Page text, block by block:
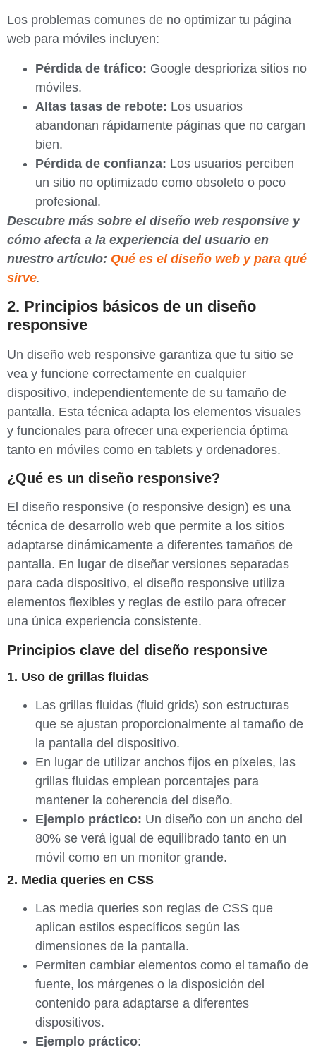
Los problemas comunes de no optimizar tu página
web para móviles incluyen:
Pérdida de tráfico: Google desprioriza sitios no
móviles.
Altas tasas de rebote: Los usuarios
abandonan rápidamente páginas que no cargan
bien.
Pérdida de confianza: Los usuarios perciben
un sitio no optimizado como obsoleto o poco
profesional.
Descubre más sobre el diseño web responsive y
cómo afecta a la experiencia del usuario en
nuestro artículo: Qué es el diseño web y para qué
sirve.
2. Principios básicos de un diseño
responsive
Un diseño web responsive garantiza que tu sitio se
vea y funcione correctamente en cualquier
dispositivo, independientemente de su tamaño de
pantalla. Esta técnica adapta los elementos visuales
y funcionales para ofrecer una experiencia óptima
tanto en móviles como en tablets y ordenadores.
¿Qué es un diseño responsive?
El diseño responsive (o responsive design) es una
técnica de desarrollo web que permite a los sitios
adaptarse dinámicamente a diferentes tamaños de
pantalla. En lugar de diseñar versiones separadas
para cada dispositivo, el diseño responsive utiliza
elementos flexibles y reglas de estilo para ofrecer
una única experiencia consistente.
Principios clave del diseño responsive
1. Uso de grillas fluidas
Las grillas fluidas (fluid grids) son estructuras
que se ajustan proporcionalmente al tamaño de
la pantalla del dispositivo.
En lugar de utilizar anchos fijos en píxeles, las
grillas fluidas emplean porcentajes para
mantener la coherencia del diseño.
Ejemplo práctico: Un diseño con un ancho del
80% se verá igual de equilibrado tanto en un
móvil como en un monitor grande.
2. Media queries en CSS
Las media queries son reglas de CSS que
aplican estilos específicos según las
dimensiones de la pantalla.
Permiten cambiar elementos como el tamaño de
fuente, los márgenes o la disposición del
contenido para adaptarse a diferentes
dispositivos.
Ejemplo práctico: